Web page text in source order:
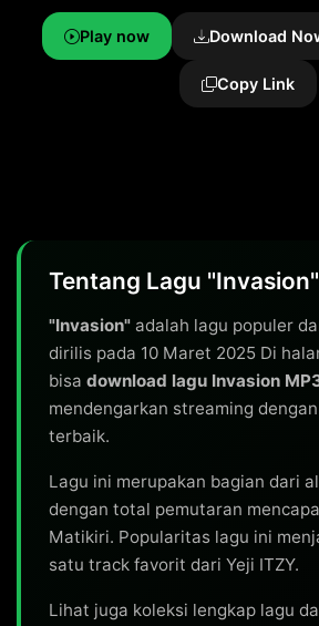
Play now Download
Copy Link
Tentang Lagu
"Invasion" adalah lagu populer
dirilis pada 10 Maret 2025 Di
bisa download lagu Invasion
mendengarkan streaming
terbaik.
Lagu ini merupakan bagian dari
dengan total pemutaran
Matikiri. Popularitas lagu ini
satu track favorit dari Yeji ITZY.
Lihat juga koleksi lengkap lagu